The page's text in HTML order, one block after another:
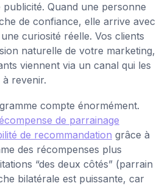
publicité. Quand une personne
de confiance, elle arrive avec
curiosité réelle. Vos clients
naturelle de votre marketing,
viennent via un canal qui les
revenir.
compte énormément.
de parrainage
de recommandation grâce à
des récompenses plus
“des deux côtés” (parrain
bilatérale est puissante, car